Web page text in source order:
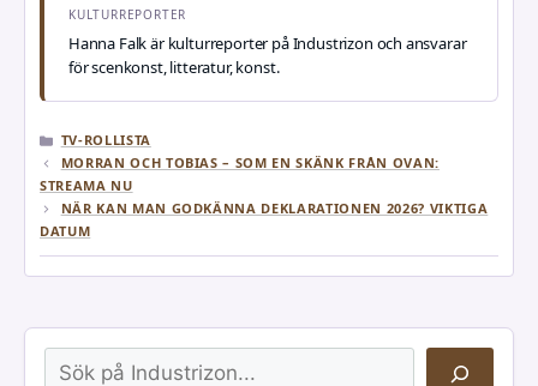
KULTURREPORTER
Hanna Falk är kulturreporter på Industrizon och ansvarar
för scenkonst, litteratur, konst.
KATEGORIER
TV-ROLLISTA
MORRAN OCH TOBIAS – SOM EN SKÄNK FRÅN OVAN:
STREAMA NU
NÄR KAN MAN GODKÄNNA DEKLARATIONEN 2026? VIKTIGA
DATUM
Sök